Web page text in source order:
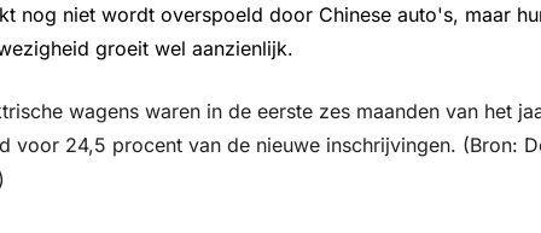
nog niet wordt overspoeld door Chinese auto's, maar
groeit wel aanzienlijk.
wagens waren in de eerste zes maanden van het
voor 24,5 procent van de nieuwe inschrijvingen. (Bron: